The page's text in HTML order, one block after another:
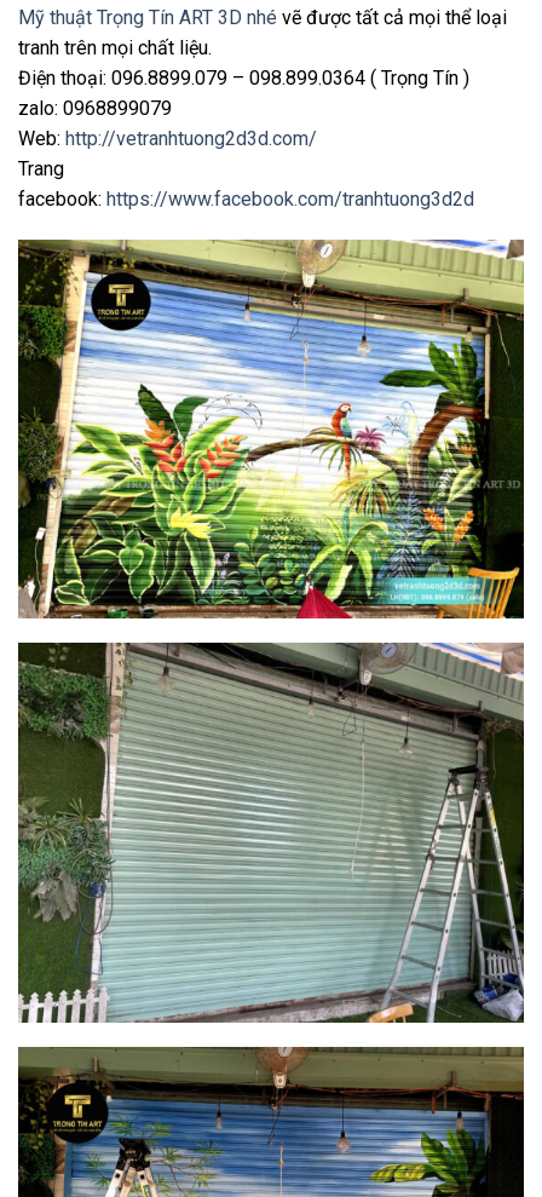
Mỹ thuật Trọng Tín ART 3D nhé vẽ được tất cả mọi thể loại
tranh trên mọi chất liệu.
Điện thoại: 096.8899.079 – 098.899.0364 ( Trọng Tín )
zalo: 0968899079
Web: http://vetranhtuong2d3d.com/
Trang
facebook: https://www.facebook.com/tranhtuong3d2d